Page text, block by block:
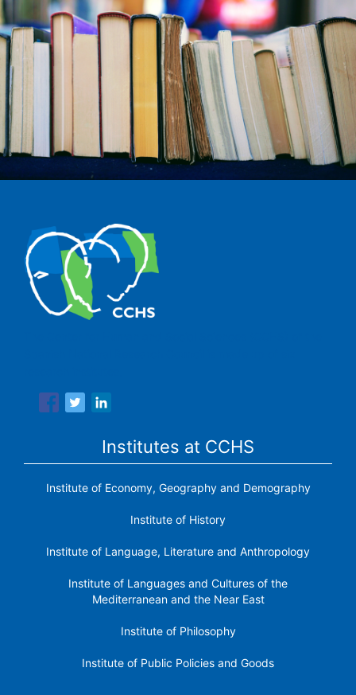
Institutes at CCHS
Institute of Economy, Geography and Demography
Institute of History
Institute of Language, Literature and Anthropology
Institute of Languages ​​and Cultures of the
Mediterranean and the Near East
Institute of Philosophy
Institute of Public Policies and Goods